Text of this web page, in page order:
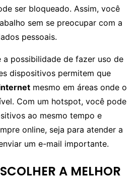
ser bloqueado. Assim, você
sem se preocupar com a
pessoais.
a possibilidade de fazer uso de
dispositivos permitem que
mesmo em áreas onde o
Com um hotspot, você pode
ao mesmo tempo e
online, seja para atender a
um e-mail importante.
A MELHOR